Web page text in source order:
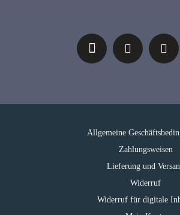
Allgemeine
Zahlungsweisen
Lieferung und
Widerruf
Widerruf für digitale